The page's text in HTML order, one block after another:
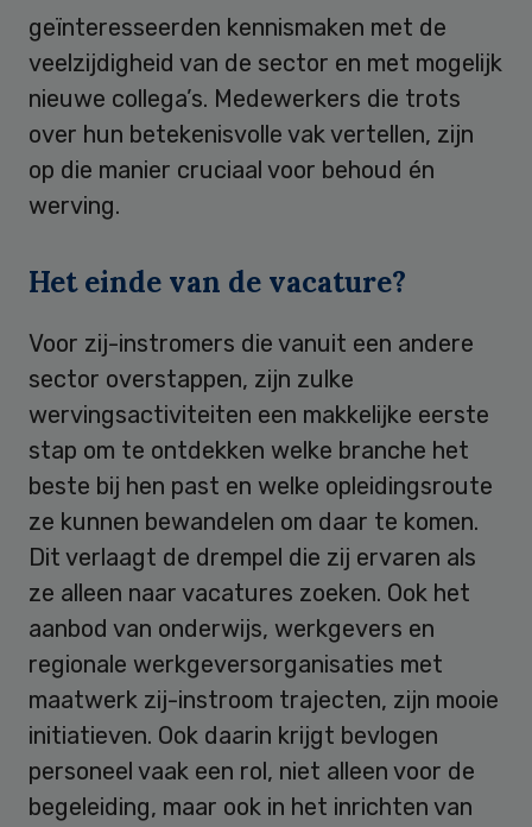
geïnteresseerden kennismaken met de
veelzijdigheid van de sector en met mogelijk
nieuwe collega’s. Medewerkers die trots
over hun betekenisvolle vak vertellen, zijn
op die manier cruciaal voor behoud én
werving.
Het einde van de vacature?
Voor zij-instromers die vanuit een andere
sector overstappen, zijn zulke
wervingsactiviteiten een makkelijke eerste
stap om te ontdekken welke branche het
beste bij hen past en welke opleidingsroute
ze kunnen bewandelen om daar te komen.
Dit verlaagt de drempel die zij ervaren als
ze alleen naar vacatures zoeken. Ook het
aanbod van onderwijs, werkgevers en
regionale werkgeversorganisaties met
maatwerk zij-instroom trajecten, zijn mooie
initiatieven. Ook daarin krijgt bevlogen
personeel vaak een rol, niet alleen voor de
begeleiding, maar ook in het inrichten van